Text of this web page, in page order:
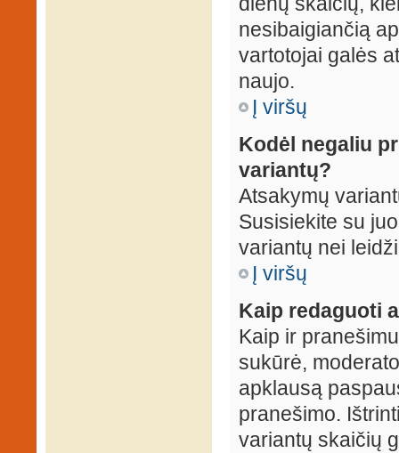
nesibaigiančią
vartotojai galės
naujo.
Į viršų
Kodėl negaliu
variantų?
Atsakymų
Susisiekite su
variantų nei
Į viršų
Kaip redaguoti
Kaip ir
sukūrė,
apklausą
pranešimo.
variantų skaičių